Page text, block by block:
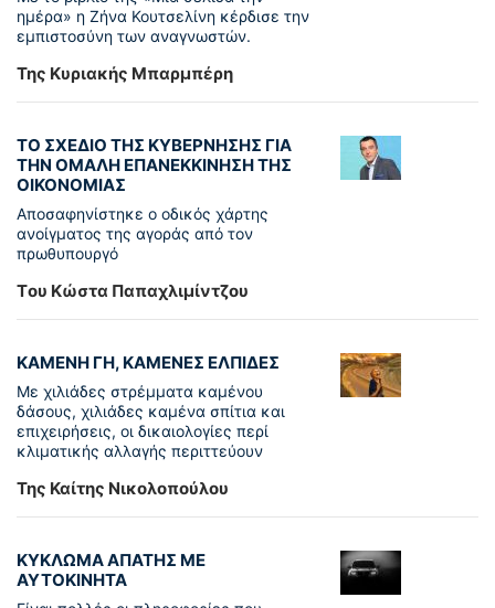
ημέρα» η Ζήνα Κουτσελίνη κέρδισε την
εμπιστοσύνη των αναγνωστών.
Της Κυριακής Μπαρμπέρη
ΤΟ ΣΧΕΔΙΟ ΤΗΣ ΚΥΒΕΡΝΗΣΗΣ ΓΙΑ
ΤΗΝ ΟΜΑΛΗ ΕΠΑΝΕΚΚΙΝΗΣΗ ΤΗΣ
ΟΙΚΟΝΟΜΙΑΣ
Αποσαφηνίστηκε ο οδικός χάρτης
ανοίγματος της αγοράς από τον
πρωθυπουργό
Tου Κώστα Παπαχλιμίντζου
ΚΑΜΕΝΗ ΓΗ, ΚΑΜΕΝΕΣ ΕΛΠΙΔΕΣ
Με χιλιάδες στρέμματα καμένου
δάσους, χιλιάδες καμένα σπίτια και
επιχειρήσεις, οι δικαιολογίες περί
κλιματικής αλλαγής περιττεύουν
Της Καίτης Νικολοπούλου
ΚΥΚΛΩΜΑ ΑΠΑΤΗΣ ΜΕ
ΑΥΤΟΚΙΝΗΤΑ